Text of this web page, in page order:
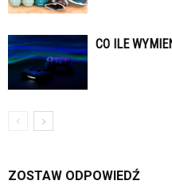
CO ILE
ZOSTAW ODPOWIEDŹ